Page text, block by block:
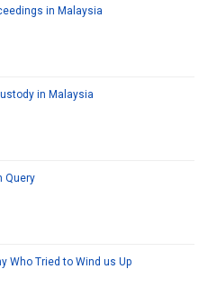
in Malaysia
in Malaysia
Query
Who Tried to Wind us Up